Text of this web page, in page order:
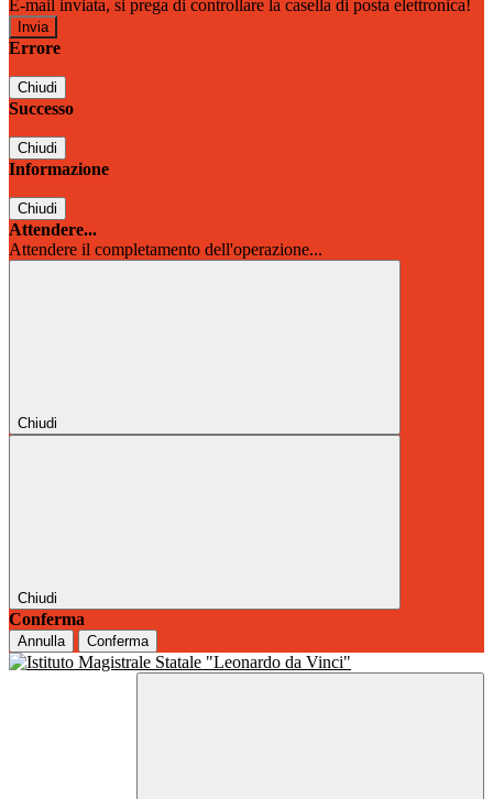
E-mail inviata, si prega di controllare la casella di posta elettronica!
Errore
Chiudi
Successo
Chiudi
Informazione
Chiudi
Attendere...
Attendere il completamento dell'operazione...
Chiudi
Chiudi
Conferma
Annulla Conferma